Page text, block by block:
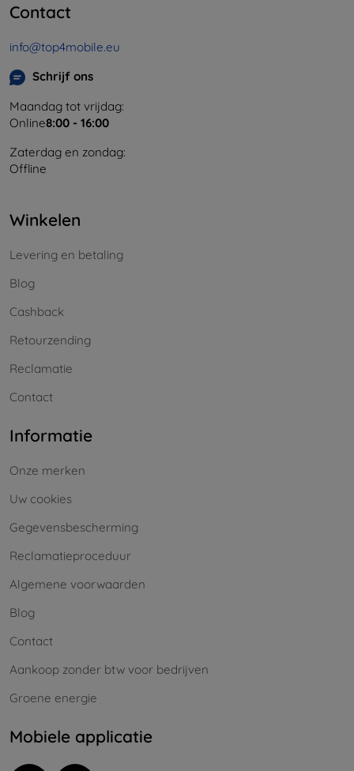
Contact
info@top4mobile.eu
Schrijf ons
Maandag tot vrijdag:
Online8:00 - 16:00
Zaterdag en zondag:
Offline
Winkelen
Levering en betaling
Blog
Cashback
Retourzending
Reclamatie
Contact
Informatie
Onze merken
Uw cookies
Gegevensbescherming
Reclamatieproceduur
Algemene voorwaarden
Blog
Contact
Aankoop zonder btw voor bedrijven
Groene energie
Mobiele applicatie